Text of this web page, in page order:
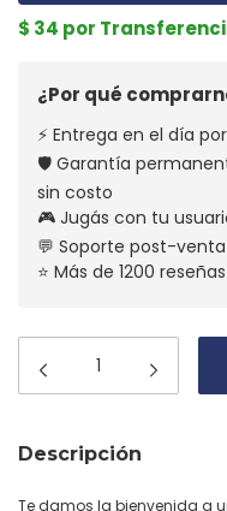
$ 34 por
¿Por qué
⚡ Entrega en el día
🛡️ Garantía
sin costo
🎮 Jugás con tu
💬 Soporte post-
⭐ Más de 1200
Descripción
Te damos la bienvenida a